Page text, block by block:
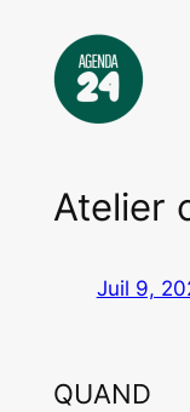
contenu
Atelier
Juil 9,
QUAND